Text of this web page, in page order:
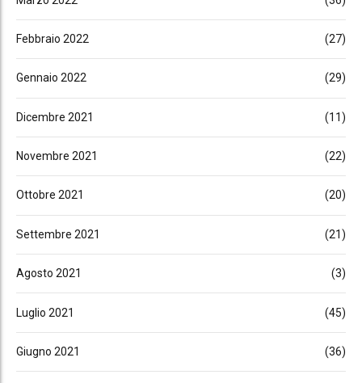
Febbraio 2022 (27)
Gennaio 2022 (29)
Dicembre 2021 (11)
Novembre 2021 (22)
Ottobre 2021 (20)
Settembre 2021 (21)
Agosto 2021 (3)
Luglio 2021 (45)
Giugno 2021 (36)